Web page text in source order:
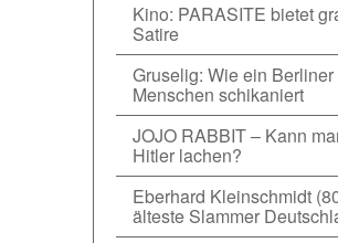
Kino: PARASITE bietet
Satire
Gruselig: Wie ein
Menschen schikaniert
JOJO RABBIT – Kann
Hitler lachen?
Eberhard Kleinschmidt
älteste Slammer